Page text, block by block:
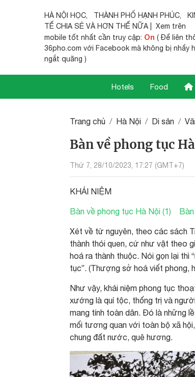
HÀ NỘI HỌC, THÀNH PHỐ HẠNH PHÚC,
TẾ CHIA SẺ VÀ HƠN THẾ NỮA | Xem trên
mobile tốt nhất cần truy cập: On ( Để liên
36pho.com với Facebook mà không bị nhẩy
ngắt quãng )
Hotels Food
Trang chủ Hà Nội Di sản
Bàn về phong tục
Thứ 7, 28/10/2023, 17:27 (GMT+7)
KHÁI NIỆM
Bàn về phong tục Hà Nội (1)
Xét về từ nguyên, theo các sách
thành thói quen, cứ như vật theo
hoá ra thành thuộc. Nói gọn lại
tục”. (Thượng sở hoá viết phong,
Như vậy, khái niệm phong tục
xướng là quí tộc, thống trị và
mang tính toàn dân. Đó là những
mối tương quan với toàn bộ xã
chung đất nước, quê hương.